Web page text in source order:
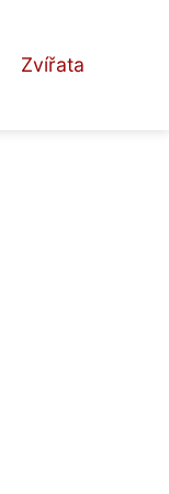
Zvířata